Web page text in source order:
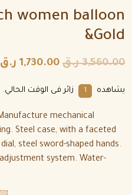
women balloon
&Gold
3,560.00 ر.ق 1,730.00 ر.ق
يشاهده زائر فى الوقت الحالي.
mechanical
Steel case, with a faceted
steel sword-shaped hands.
system. Water-